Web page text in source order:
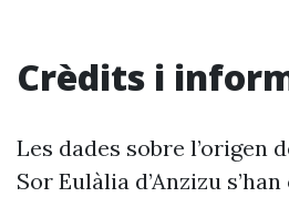
Crèdits i
Les dades sobre l’origen
Sor Eulàlia d’Anzizu